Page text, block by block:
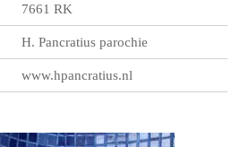
7661 RK
H. Pancratius parochie
www.hpancratius.nl